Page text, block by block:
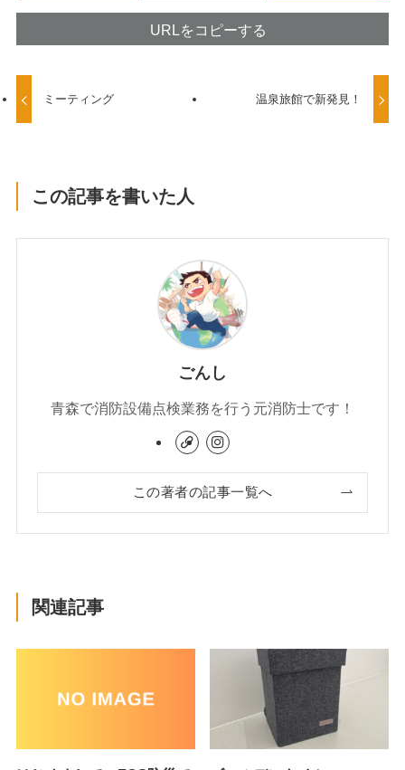
URLをコピーする
ミーティング 温泉旅館で新発見！
この記事を書いた人
ごんし
青森で消防設備点検業務を行う元消防士です！
この著者の記事一覧へ
関連記事